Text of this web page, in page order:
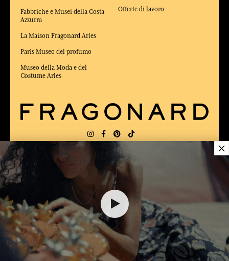
Fabbriche e Musei della Costa
Azzurra
La Maison Fragonard Arles
Paris Museo del profumo
Museo della Moda e del
Costume Arles
Offerte di lavoro
CONSEGNA: FR LINGUA:
ELETTO MIGLIOR SITO DI COMMERCIO
Online 2025 dalla rivista Capital
×